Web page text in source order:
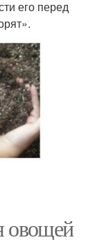
его перед
овощей